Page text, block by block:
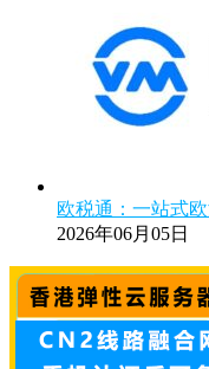
欧税通：一站式
2026年06月05日